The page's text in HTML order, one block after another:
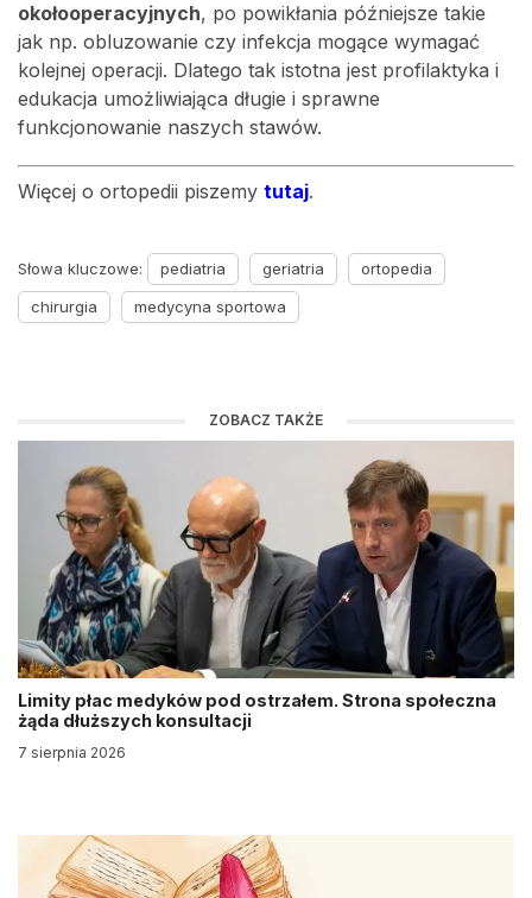
okołooperacyjnych, po powikłania późniejsze takie
jak np. obluzowanie czy infekcja mogące wymagać
kolejnej operacji. Dlatego tak istotna jest profilaktyka i
edukacja umożliwiająca długie i sprawne
funkcjonowanie naszych stawów.
Więcej o ortopedii piszemy tutaj.
Słowa kluczowe: pediatria geriatria
ortopedia
chirurgia
medycyna sportowa
ZOBACZ TAKŻE
Limity płac medyków pod ostrzałem. Strona społeczna
żąda dłuższych konsultacji
7 sierpnia 2026